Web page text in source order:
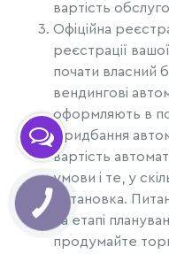
вартість
Офіційна
реєстрації
почати власний
вендингові
оформляють в
Придбання
вартість
умови і те, у
Установка.
на етапі
продумайте